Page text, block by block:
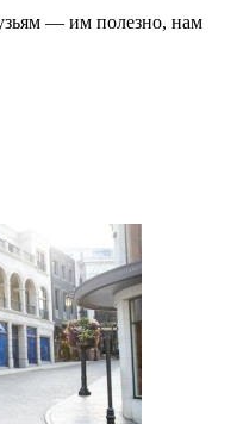
— им полезно, нам